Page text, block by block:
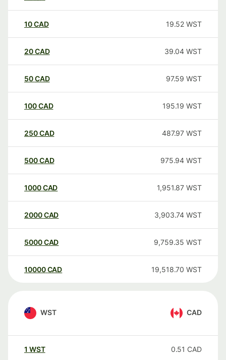
10CAD 19.52 WST
20CAD 39.04 WST
50CAD 97.59 WST
100CAD 195.19 WST
250CAD 487.97 WST
500CAD 975.94 WST
1000CAD 1,951.87 WST
2000CAD 3,903.74 WST
5000CAD 9,759.35 WST
10000 CAD 19,518.70 WST
WST CAD
1 WST 0.51 CAD